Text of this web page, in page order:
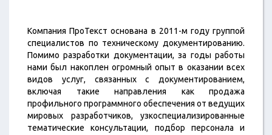
Компания ПроТекст основана в 2011-м году группой
специалистов по техническому документированию.
Помимо разработки документации, за годы работы
нами был накоплен огромный опыт в оказании всех
видов услуг, связанных с документированием,
включая такие направления как продажа
профильного программного обеспечения от ведущих
мировых разработчиков, узкоспециализированные
тематические консультации, подбор персонала и